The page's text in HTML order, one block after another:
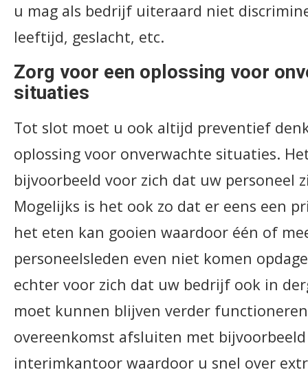
u mag als bedrijf uiteraard niet
leeftijd, geslacht, etc.
Zorg voor een oplossing voor
situaties
Tot slot moet u ook altijd preventief
oplossing voor onverwachte situaties.
bijvoorbeeld voor zich dat uw personeel
Mogelijks is het ook zo dat er eens een
het eten kan gooien waardoor één of
personeelsleden even niet komen
echter voor zich dat uw bedrijf ook in
moet kunnen blijven verder
overeenkomst afsluiten met
interimkantoor waardoor u snel over